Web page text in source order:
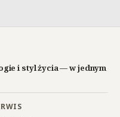
i styl życia — w jednym